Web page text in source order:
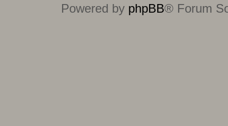
Powered by phpBB® Forum